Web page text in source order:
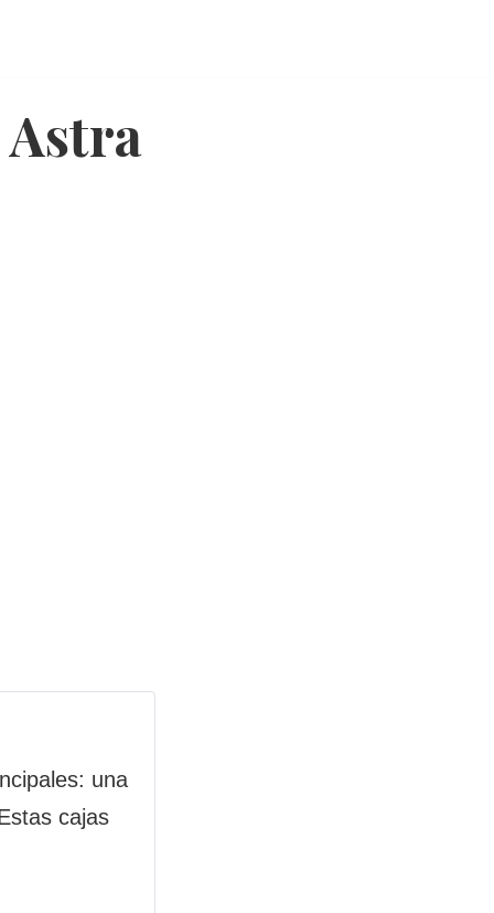
una
cajas